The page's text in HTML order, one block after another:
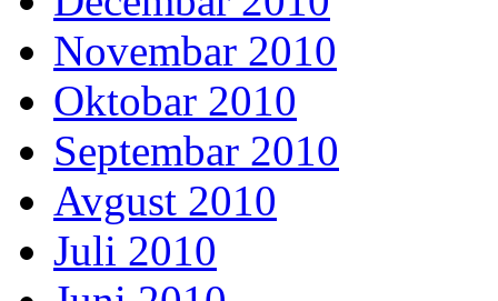
Novembar 2010
Oktobar 2010
Septembar 2010
Avgust 2010
Juli 2010